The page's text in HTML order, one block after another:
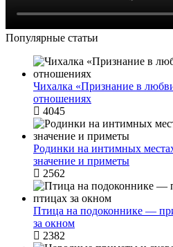
Популярные статьи
Чихалка «Признание в
отношениях
4045
Родинки на интимных
значение и приметы
2562
Птица на подоконнике —
за окном
2382